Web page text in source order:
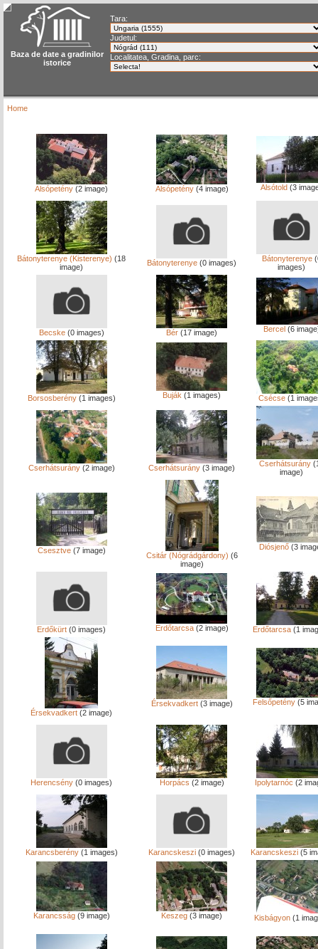
Baza de date a gradinilor
istorice
Tara:
Judetul:
Localitatea, Gradina, parc:
Home
Alsópetény (2 image) Alsópetény(4 image) Alsótold (3
Bátonyterenye (Kisterenye) (18
image)
Bátonyterenye (0 images) Bátonyterenye
images)
Becske(0 images) Bér (17 image) Bercel(6
Borsosberény(1 images) Buják (1 images) Csécse (1
Cserhátsurány(2 image) Cserhátsurány (3 image) Cserhátsurány
image)
Csesztve(7 image)
Csitár (Nógrádgárdony) (6
image)
Diósjenő (3
Erdőkürt (0 images) Erdőtarcsa(2 image) Erdőtarcsa (1
Érsekvadkert (2 image)
Érsekvadkert(3 image) Felsőpetény (5
Herencsény (0 images) Horpács (2 image) Ipolytarnóc (2
Karancsberény(1 images) Karancskeszi (0 images) Karancskeszi(5
Karancsság(9 image) Keszeg (3 image) Kisbágyon(1